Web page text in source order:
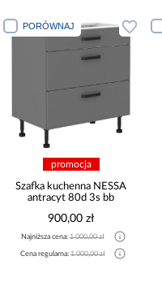
PORÓWNAJ
promocja
Szafka kuchenna NESSA
antracyt 80d 3s bb
900,00 zł
Najniższa cena:1 000,00 zł
Cena regularna:1 000,00 zł